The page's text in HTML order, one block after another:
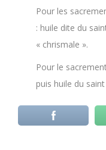
Pour les
: huile dite du
« chrismale ».
Pour le
puis huile du